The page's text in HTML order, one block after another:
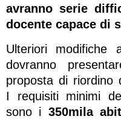
avranno serie
docente capace di
Ulteriori modifiche
dovranno
proposta di riordino
I requisiti minimi
sono i 350mila